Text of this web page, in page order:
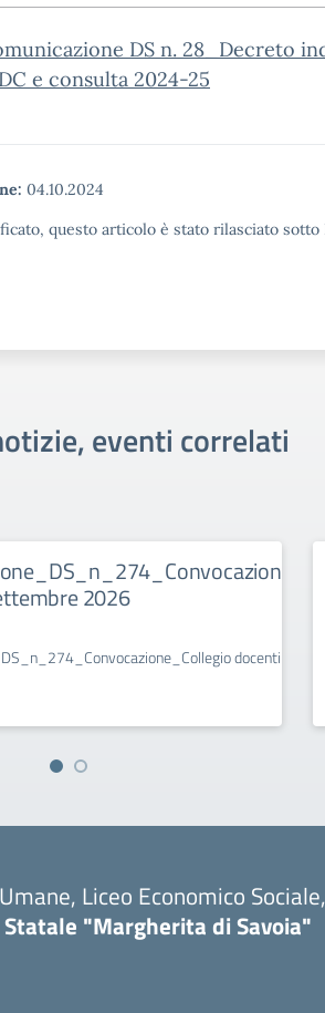
DS n. 28_Decreto
e consulta 2024-25
04.10.2024
questo articolo è stato rilasciato
eventi correlati
2026
docenti 1
Liceo Economico
"Margherita di Savoia"